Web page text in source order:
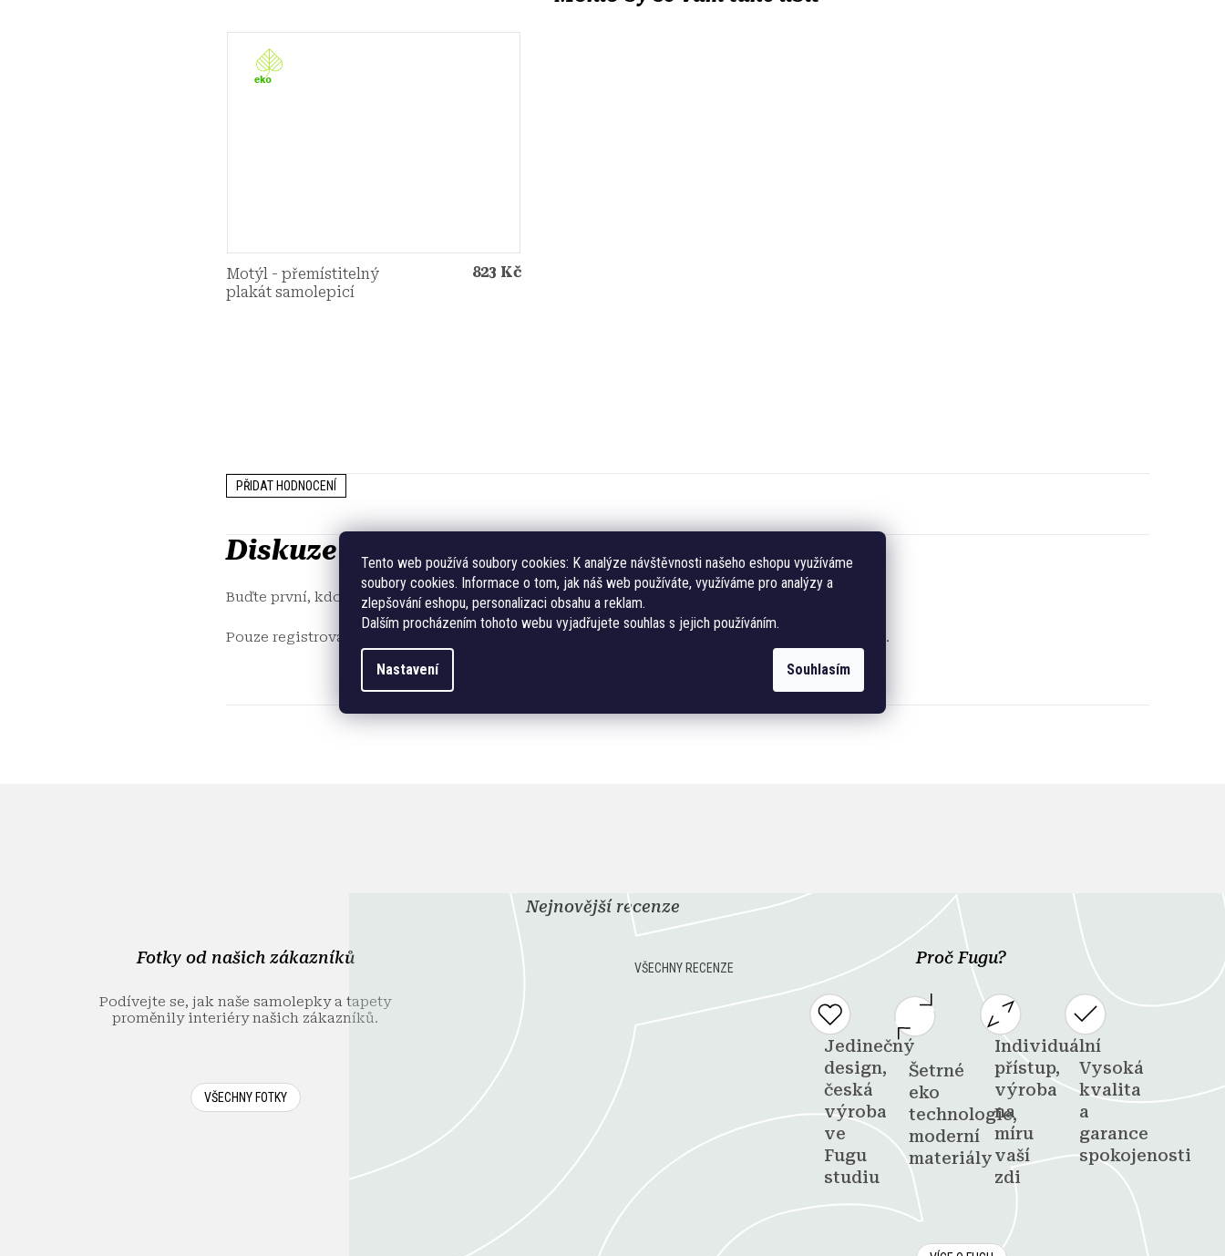
Tento web používá soubory cookies: K analýze návštěvnosti našeho eshopu využíváme
soubory cookies. Informace o tom, jak náš web používáte, využíváme pro analýzy a
zlepšování eshopu, personalizaci obsahu a reklam.
Dalším procházením tohoto webu vyjadřujete souhlas s jejich používáním.
Nastavení Souhlasím
Motýl - přemístitelný
plakát samolepicí
823 Kč
PŘIDAT HODNOCENÍ
Diskuze
Buďte první, kdo napíše příspěvek k této položce.
Pouze registrovaní uživatelé mohou vkládat příspěvky. Prosím .
Fotky od našich zákazníků
Podívejte se, jak naše samolepky a tapety
proměnily interiéry našich zákazníků.
VŠECHNY FOTKY
Nejnovější recenze
VŠECHNY RECENZE
Proč Fugu?
Jedinečný
design,
česká
výroba
ve
Fugu
studiu
Šetrné
eko
technologie,
moderní
materiály
Individuální
přístup,
výroba
na
míru
vaší
zdi
Vysoká
kvalita
a
garance
spokojenosti